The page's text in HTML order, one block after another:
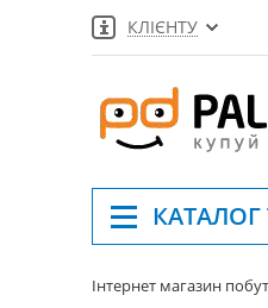
КЛІЄНТУ
КАТАЛОГ
Інтернет магазин